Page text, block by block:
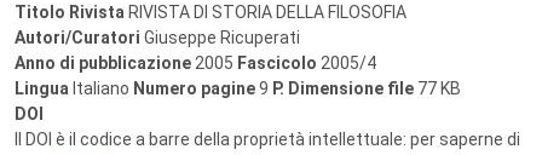
Titolo Rivista RIVISTA DI STORIA DELLA FILOSOFIA
Autori/Curatori Giuseppe Ricuperati
Anno di pubblicazione 2005 Fascicolo 2005/4
Lingua Italiano Numero pagine9 P. Dimensione file 77 KB
DOI
Il DOI è il codice a barre della proprietà intellettuale: per saperne di